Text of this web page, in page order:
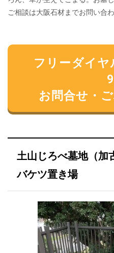
ご相談は大阪石材までお問い合
フリーダイ
お問合せ・
土山じろべ墓地（加
バケツ置き場